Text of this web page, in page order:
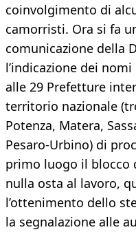
coinvolgimento di
camorristi. Ora si fa
comunicazione della
l’indicazione dei
alle 29 Prefetture
territorio nazionale
Potenza, Matera,
Pesaro-Urbino) di
primo luogo il blocco
nulla osta al lavoro,
l’ottenimento dello
la segnalazione alle